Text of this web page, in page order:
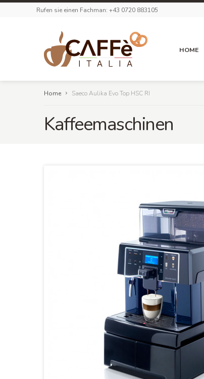
Rufen sie einen Fachman: +43 0720 883105
HOME
Home Saeco Aulika Evo Top HSC RI
Kaffeemaschinen